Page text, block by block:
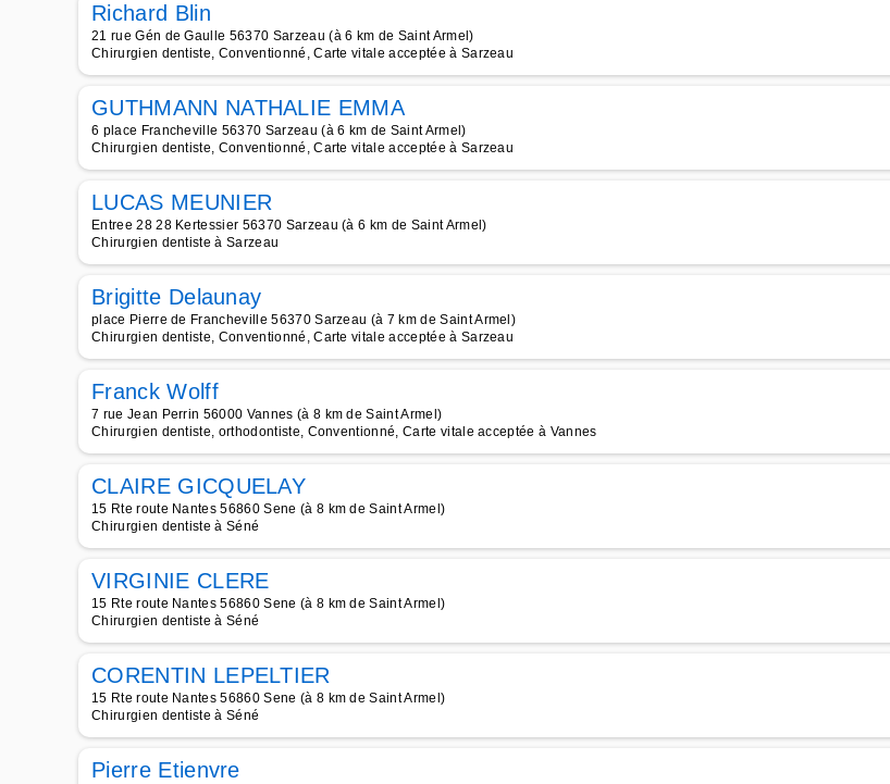
Richard Blin
21 rue Gén de Gaulle 56370 Sarzeau (à 6 km de Saint Armel)
Chirurgien dentiste, Conventionné, Carte vitale acceptée à Sarzeau
GUTHMANN NATHALIE EMMA
6 place Francheville 56370 Sarzeau (à 6 km de Saint Armel)
Chirurgien dentiste, Conventionné, Carte vitale acceptée à Sarzeau
LUCAS MEUNIER
Entree 28 28 Kertessier 56370 Sarzeau (à 6 km de Saint Armel)
Chirurgien dentiste à Sarzeau
Brigitte Delaunay
place Pierre de Francheville 56370 Sarzeau (à 7 km de Saint Armel)
Chirurgien dentiste, Conventionné, Carte vitale acceptée à Sarzeau
Franck Wolff
7 rue Jean Perrin 56000 Vannes (à 8 km de Saint Armel)
Chirurgien dentiste, orthodontiste, Conventionné, Carte vitale acceptée à Vannes
CLAIRE GICQUELAY
15 Rte route Nantes 56860 Sene (à 8 km de Saint Armel)
Chirurgien dentiste à Séné
VIRGINIE CLERE
15 Rte route Nantes 56860 Sene (à 8 km de Saint Armel)
Chirurgien dentiste à Séné
CORENTIN LEPELTIER
15 Rte route Nantes 56860 Sene (à 8 km de Saint Armel)
Chirurgien dentiste à Séné
Pierre Etienvre